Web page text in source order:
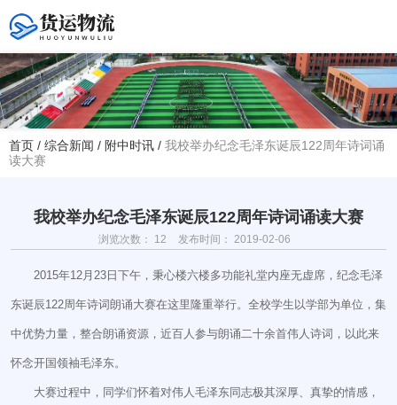
您好！欢迎访问赤峰大学附属中学官方网站！
赤峰市红山区大新地路29号
首页 / 综合新闻 / 附中时讯 / 我校举办纪念毛泽东诞辰122周年诗词诵
读大赛
我校举办纪念毛泽东诞辰122周年诗词诵读大赛
浏览次数： 12 发布时间： 2019-02-06
2015年12月23日下午，秉心楼六楼多功能礼堂内座无虚席，纪念毛泽
东诞辰122周年诗词朗诵大赛在这里隆重举行。全校学生以学部为单位，集
中优势力量，整合朗诵资源，近百人参与朗诵二十余首伟人诗词，以此来
怀念开国领袖毛泽东。
大赛过程中，同学们怀着对伟人毛泽东同志极其深厚、真挚的情感，